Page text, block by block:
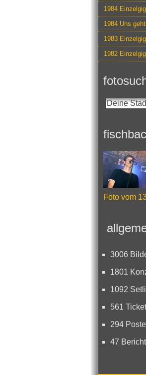
1984
1984 Uns
1983
1982
Foto vom
3006
1801
1092
561
294
47